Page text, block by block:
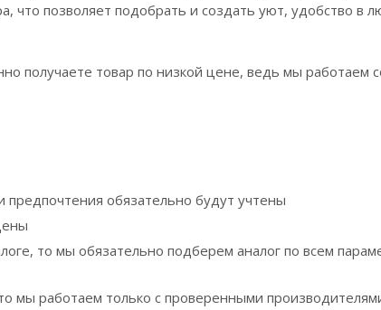
что позволяет подобрать и создать уют, удобство в
получаете товар по низкой цене, ведь мы работаем
предпочтения обязательно будут учтены
то мы обязательно подберем аналог по всем
мы работаем только с проверенными